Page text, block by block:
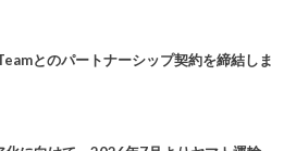
とのパートナーシップ契約を締結しま